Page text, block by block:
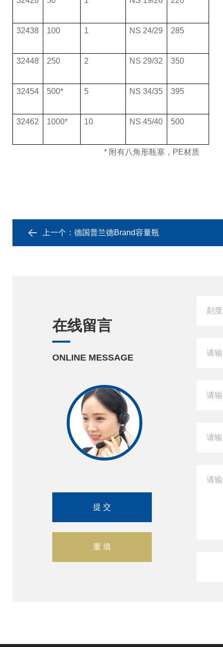
32438 100 1 NS 24/29 285
32448 250 2 NS 29/32 350
32454 500* 5 NS 34/35 395
32462 1000* 10 NS 45/40 500
* 附有八角形瓶塞，PE材质
上一个： 德国普兰德Brand容量瓶
在线留言
ONLINE MESSAGE